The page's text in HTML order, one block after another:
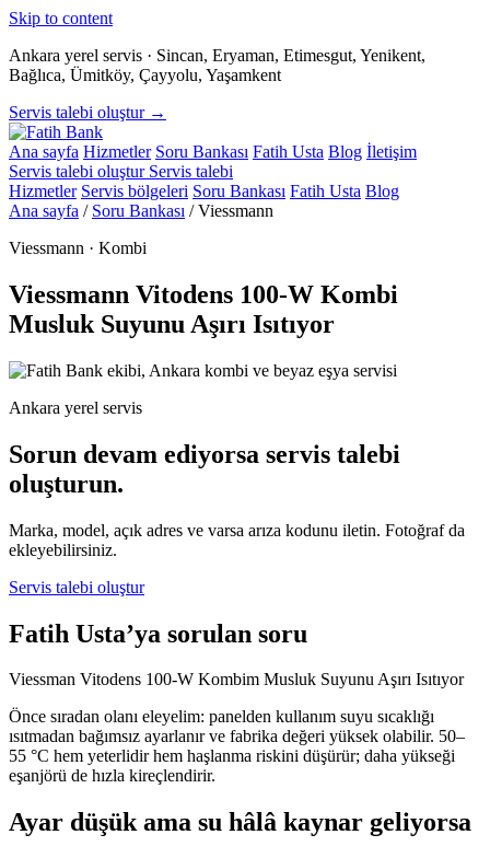
Skip to content
Ankara yerel servis · Sincan, Eryaman, Etimesgut, Yenikent,
Bağlıca, Ümitköy, Çayyolu, Yaşamkent
Servis talebi oluştur →
Ana sayfa Hizmetler Soru Bankası Fatih Usta Blog İletişim
Servis talebi oluştur Servis talebi
Hizmetler Servis bölgeleri Soru Bankası Fatih Usta Blog
Ana sayfa / Soru Bankası / Viessmann
Viessmann · Kombi
Viessmann Vitodens 100-W Kombi
Musluk Suyunu Aşırı Isıtıyor
Ankara yerel servis
Sorun devam ediyorsa servis talebi
oluşturun.
Marka, model, açık adres ve varsa arıza kodunu iletin. Fotoğraf da
ekleyebilirsiniz.
Servis talebi oluştur
Fatih Usta’ya sorulan soru
Viessman Vitodens 100-W Kombim Musluk Suyunu Aşırı Isıtıyor
Önce sıradan olanı eleyelim: panelden kullanım suyu sıcaklığı
ısıtmadan bağımsız ayarlanır ve fabrika değeri yüksek olabilir. 50–
55 °C hem yeterlidir hem haşlanma riskini düşürür; daha yükseği
eşanjörü de hızla kireçlendirir.
Ayar düşük ama su hâlâ kaynar geliyorsa